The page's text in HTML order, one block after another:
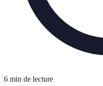
6 min de lecture